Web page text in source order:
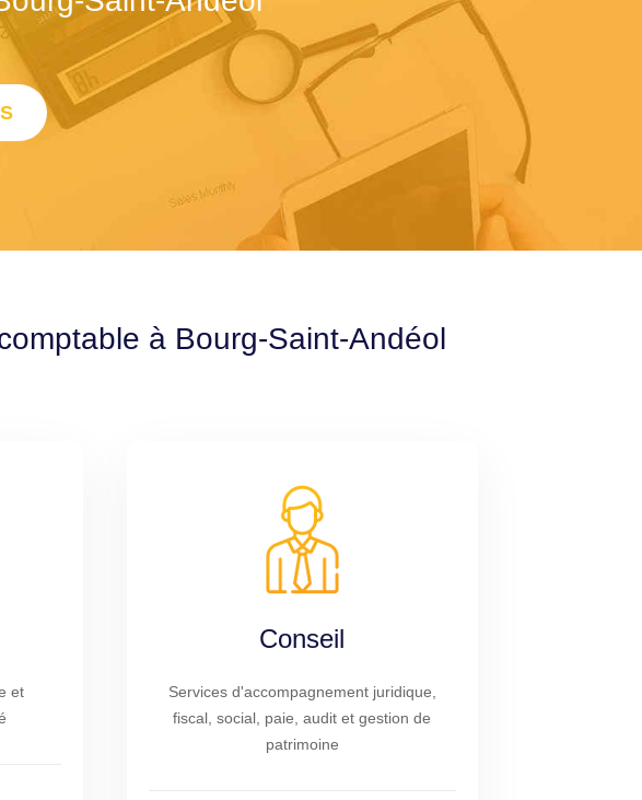
à Bourg-Saint-Andéol
et
Conseil
Services d'accompagnement juridique,
fiscal, social, paie, audit et gestion de
patrimoine